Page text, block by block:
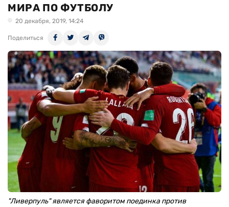
МИРА ПО ФУТБОЛУ
20 декабря, 2019, 14:24
Поделиться
"Ливерпуль" является фаворитом поединка против